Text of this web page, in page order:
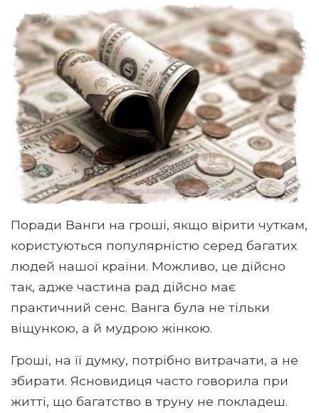
Поради Ванги на гроші, якщо вірити чуткам,
користуються популярністю серед багатих
людей нашої країни. Можливо, це дійсно
так, адже частина рад дійсно має
практичний сенс. Ванга була не тільки
віщункою, а й мудрою жінкою.
Гроші, на її думку, потрібно витрачати, а не
збирати. Ясновидиця часто говорила при
житті, що багатство в труну не покладеш.